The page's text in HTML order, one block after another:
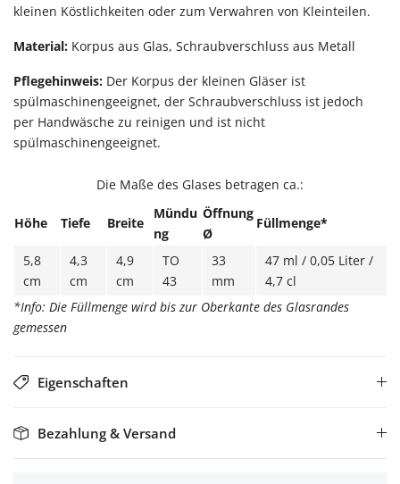
kleinen Köstlichkeiten oder zum Verwahren von Kleinteilen.
Material: Korpus aus Glas, Schraubverschluss aus Metall
Pflegehinweis: Der Korpus der kleinen Gläser ist
spülmaschinengeeignet, der Schraubverschluss ist jedoch
per Handwäsche zu reinigen und ist nicht
spülmaschinengeeignet.
Die Maße des Glases betragen ca.:
Höhe Tiefe Breite
Mündu
ng
Öffnung
Ø
Füllmenge*
5,8
cm
4,3
cm
4,9
cm
TO
43
33
mm
47 ml / 0,05 Liter /
4,7 cl
*Info: Die Füllmenge wird bis zur Oberkante des Glasrandes
gemessen
Eigenschaften
Bezahlung & Versand